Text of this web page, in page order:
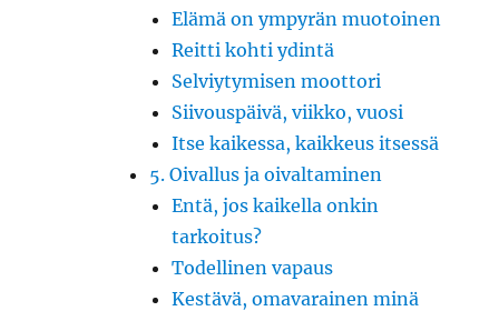
Elämä on ympyrän muotoinen
Reitti kohti ydintä
Selviytymisen moottori
Siivouspäivä, viikko, vuosi
Itse kaikessa, kaikkeus itsessä
5. Oivallus ja oivaltaminen
Entä, jos kaikella onkin
tarkoitus?
Todellinen vapaus
Kestävä, omavarainen minä